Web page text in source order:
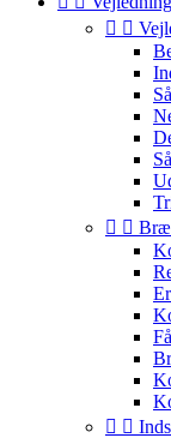
 
 
 